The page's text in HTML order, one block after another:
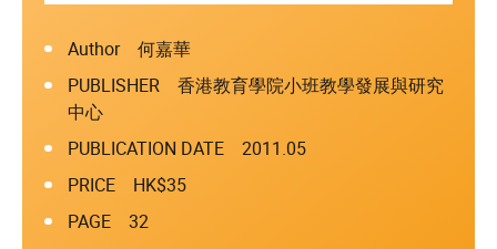
Author 何嘉華
PUBLISHER 香港教育學院小班教學發展與研究
中心
PUBLICATION DATE 2011.05
PRICE HK$35
PAGE 32